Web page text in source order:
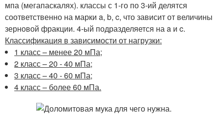
мпа (мегапаскалях). классы с 1-го по 3-ий делятся
соответственно на марки a, b, c, что зависит от величины
зерновой фракции. 4-ый подразделяется на a и c.
Классификация в зависимости от нагрузки:
1 класс – менее 20 мПа;
2 класс – 20 - 40 мПа;
3 класс – 40 - 60 мПа;
4 класс – более 60 мПа.